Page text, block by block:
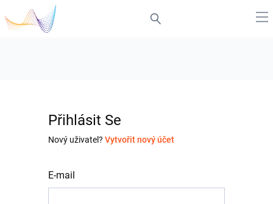
Přihlásit Se
Nový uživatel? Vytvořit nový účet
E-mail